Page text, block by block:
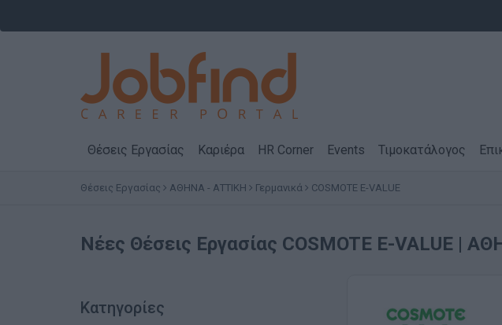
Θέσεις Εργασίας Καριέρα HR Corner Events Τιμοκατάλογος
Θέσεις Εργασίας ΑΘΗΝΑ - ΑΤΤΙΚΗ Γερμανικά COSMOTE E-VALUE
Νέες Θέσεις Εργασίας COSMOTE E-VALUE |
Κατηγορίες